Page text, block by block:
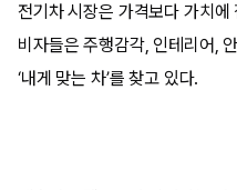
전기차 시장은 가격보다 가치
비자들은 주행감각, 인테리어,
‘내게 맞는 차’를 찾고 있다.